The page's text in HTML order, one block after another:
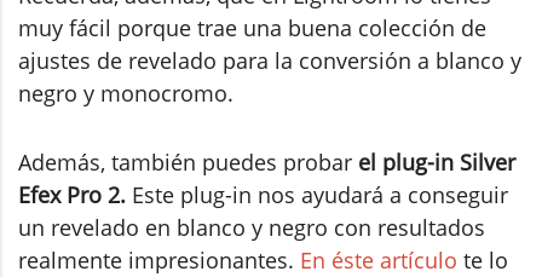
muy fácil porque trae una buena colección de
ajustes de revelado para la conversión a blanco y
negro y monocromo.
Además, también puedes probar el plug-in Silver
Efex Pro 2. Este plug-in nos ayudará a conseguir
un revelado en blanco y negro con resultados
realmente impresionantes. En éste artículo te lo